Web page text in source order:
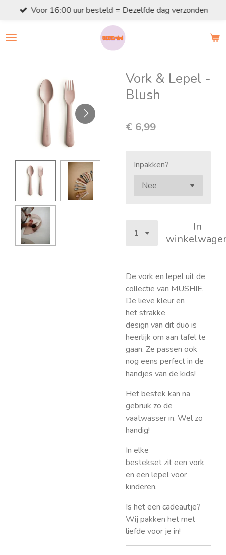
naar
Voor 16:00 uur besteld = Dezelfde dag verzonden
Vork & Lepel -
Blush
€ 6,99
Inpakken?
In
De vork en lepel uit de
collectie van MUSHIE.
De lieve kleur en
het strakke
design van dit duo is
heerlijk om aan tafel te
gaan. Ze passen ook
nog eens perfect in de
handjes van de kids!
Het bestek kan na
gebruik zo de
vaatwasser in. Wel zo
handig!
In elke
bestekset zit een vork
en een lepel voor
kinderen.
Is het een cadeautje?
Wij pakken het met
liefde voor je in!